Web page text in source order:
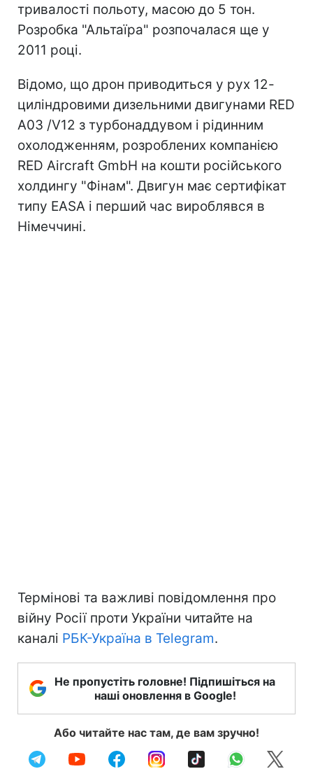
тривалості польоту, масою до 5 тон.
Розробка "Альтаїра" розпочалася ще у
2011 році.
Відомо, що дрон приводиться у рух 12-
циліндровими дизельними двигунами RED
A03 /V12 з турбонаддувом і рідинним
охолодженням, розроблених компанією
RED Aircraft GmbH на кошти російського
холдингу "Фінам". Двигун має сертифікат
типу EASA і перший час вироблявся в
Німеччині.
Термінові та важливі повідомлення про
війну Росії проти України читайте на
каналі РБК-Україна в Telegram.
Не пропустіть головне! Підпишіться на
наші оновлення в Google!
Або читайте нас там, де вам зручно!